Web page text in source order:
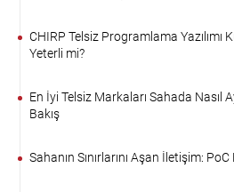
CHIRP Telsiz Programlama Yazılımı
Yeterli mi?
En İyi Telsiz Markaları Sahada Nasıl
Bakış
Sahanın Sınırlarını Aşan İletişim: